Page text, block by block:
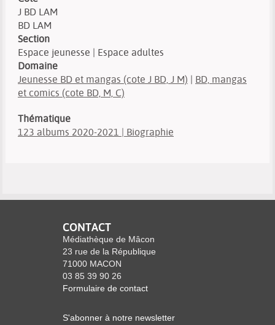
J BD LAM
BD LAM
Section
Espace jeunesse | Espace adultes
Domaine
Jeunesse BD et mangas (cote J BD, J M) | BD, mangas
et comics (cote BD, M, C)
Thématique
123 albums 2020-2021 | Biographie
CONTACT
Médiathèque de Mâcon
23 rue de la République
71000 MACON
03 85 39 90 26
Formulaire de contact
S'abonner à notre newsletter